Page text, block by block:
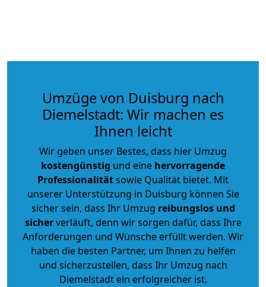
Umzüge von Duisburg nach
Diemelstadt: Wir machen es
Ihnen leicht
Wir geben unser Bestes, dass hier Umzug
kostengünstig und eine hervorragende
Professionalitätsowie Qualität bietet. Mit
unserer Unterstützung in Duisburg können Sie
sicher sein, dass Ihr Umzug reibungslos und
sicherverläuft, denn wir sorgen dafür, dass Ihre
Anforderungen und Wünsche erfüllt werden. Wir
haben die besten Partner, um Ihnen zu helfen
und sicherzustellen, dass Ihr Umzug nach
Diemelstadt ein erfolgreicher ist.